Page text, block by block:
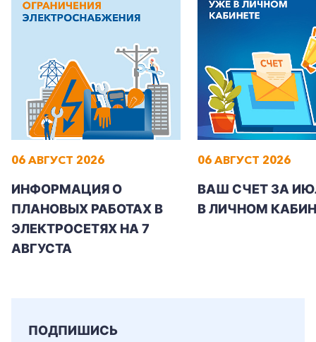
+7-800-700-24-57
Заказать обратный звонок
Корпоративным клиентам
06 АВГУСТ 2026
ИНФОРМАЦИЯ О
ПЛАНОВЫХ РАБОТАХ В
ЭЛЕКТРОСЕТЯХ НА 7
АВГУСТА
06 АВГУСТ 2026
ВАШ СЧЕТ ЗА
В ЛИЧНОМ
ПОДПИШИСЬ